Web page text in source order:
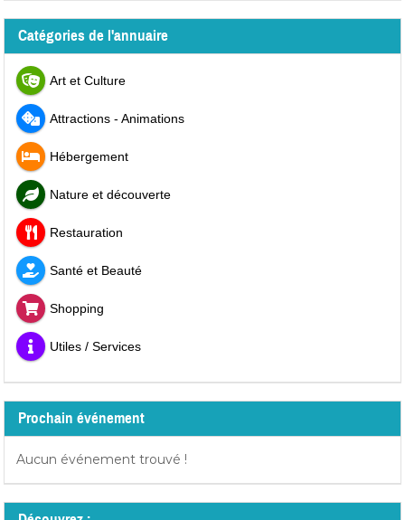
Catégories de l'annuaire
Art et Culture
Attractions - Animations
Hébergement
Nature et découverte
Restauration
Santé et Beauté
Shopping
Utiles / Services
Prochain événement
Aucun événement trouvé !